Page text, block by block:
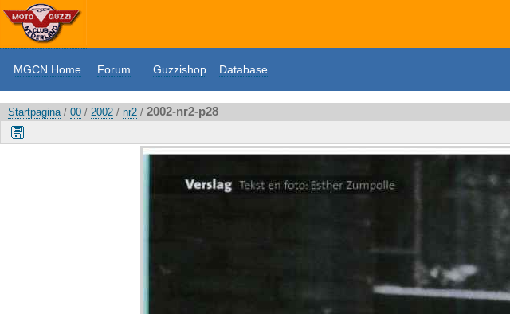
MGCN Home Forum Guzzishop Database
Startpagina/ 00 / 2002 / nr2 / 2002-nr2-p28